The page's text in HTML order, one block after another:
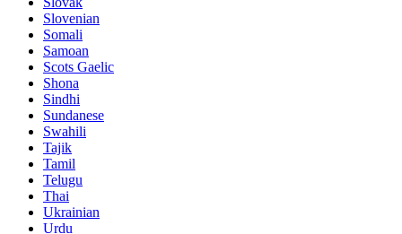
Slovenian
Somali
Samoan
Scots Gaelic
Shona
Sindhi
Sundanese
Swahili
Tajik
Tamil
Telugu
Thai
Ukrainian
Urdu